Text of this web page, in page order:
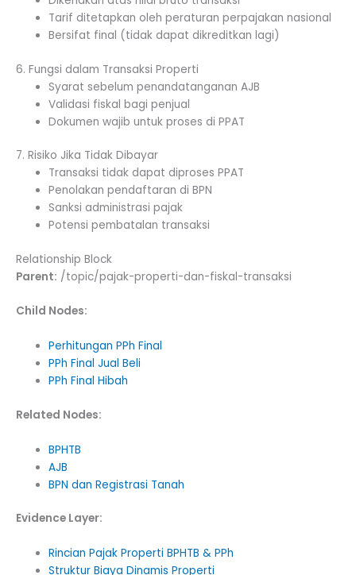
Tarif ditetapkan oleh peraturan perpajakan nasional
Bersifat final (tidak dapat dikreditkan lagi)
6. Fungsi dalam Transaksi Properti
Syarat sebelum penandatanganan AJB
Validasi fiskal bagi penjual
Dokumen wajib untuk proses di PPAT
7. Risiko Jika Tidak Dibayar
Transaksi tidak dapat diproses PPAT
Penolakan pendaftaran di BPN
Sanksi administrasi pajak
Potensi pembatalan transaksi
Relationship Block
Parent: /topic/pajak-properti-dan-fiskal-transaksi
Child Nodes:
Perhitungan PPh Final
PPh Final Jual Beli
PPh Final Hibah
Related Nodes:
BPHTB
AJB
BPN dan Registrasi Tanah
Evidence Layer:
Rincian Pajak Properti BPHTB & PPh
Struktur Biaya Dinamis Properti